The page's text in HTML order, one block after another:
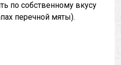
по собственному вкусу
перечной мяты).